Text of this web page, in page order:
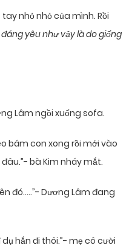
nhỏ nhỏ của mình. Rồi
yêu như vậy là do giống
Lâm ngồi xuống sofa.
bám con xong rồi mới vào
bà Kim nháy mắt.
đó…..”- Dương Lâm đang
hắn đi thôi.”- mẹ cô cười